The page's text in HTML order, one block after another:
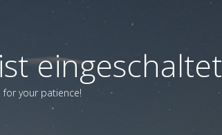
eingeschaltet
for your patience!